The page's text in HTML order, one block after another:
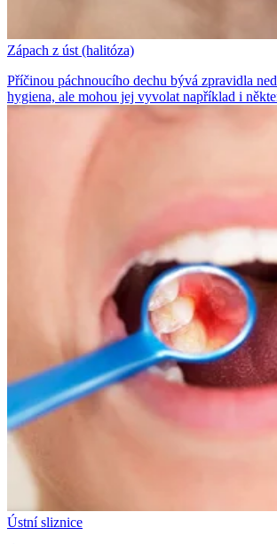
Zápach z úst (halitóza)
Příčinou páchnoucího dechu bývá zpravidla
hygiena, ale mohou jej vyvolat například i
Ústní sliznice